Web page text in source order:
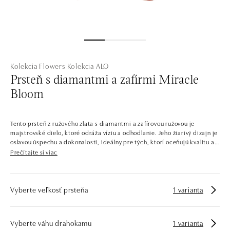
Kolekcia Flowers Kolekcia ALO
Prsteň s diamantmi a zafírmi Miracle
Bloom
Tento prsteň z ružového zlata s diamantmi a zafírovou ružovou je
majstrovské dielo, ktoré odráža víziu a odhodlanie. Jeho žiarivý dizajn je
oslavou úspechu a dokonalosti, ideálny pre tých, ktorí oceňujú kvalitu a
eleganciu. Šperk je súčasťou kolekcie Flowers.
Farebné aj číre diamanty sú zasadené do žltého, bieleho a ružového zlata
v tvare očarujúcich tradičných a exotických kvetov. Náramky, náušnice,
prstene a náhrdelníky ALO diamonds v tejto kolekcii sú najčastejšie
Prečítajte si viac
Vyberte veľkosť prsteňa 1 varianta
Vyberte váhu drahokamu 1 varianta